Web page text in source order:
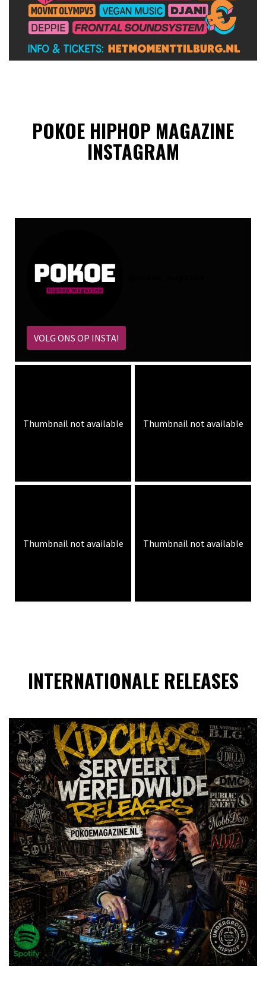
POKOE HIPHOP MAGAZINE
INSTAGRAM
VOLG ONS OP INSTA!
Thumbnail not available Thumbnail not available
Thumbnail not available Thumbnail not available
INTERNATIONALE RELEASES